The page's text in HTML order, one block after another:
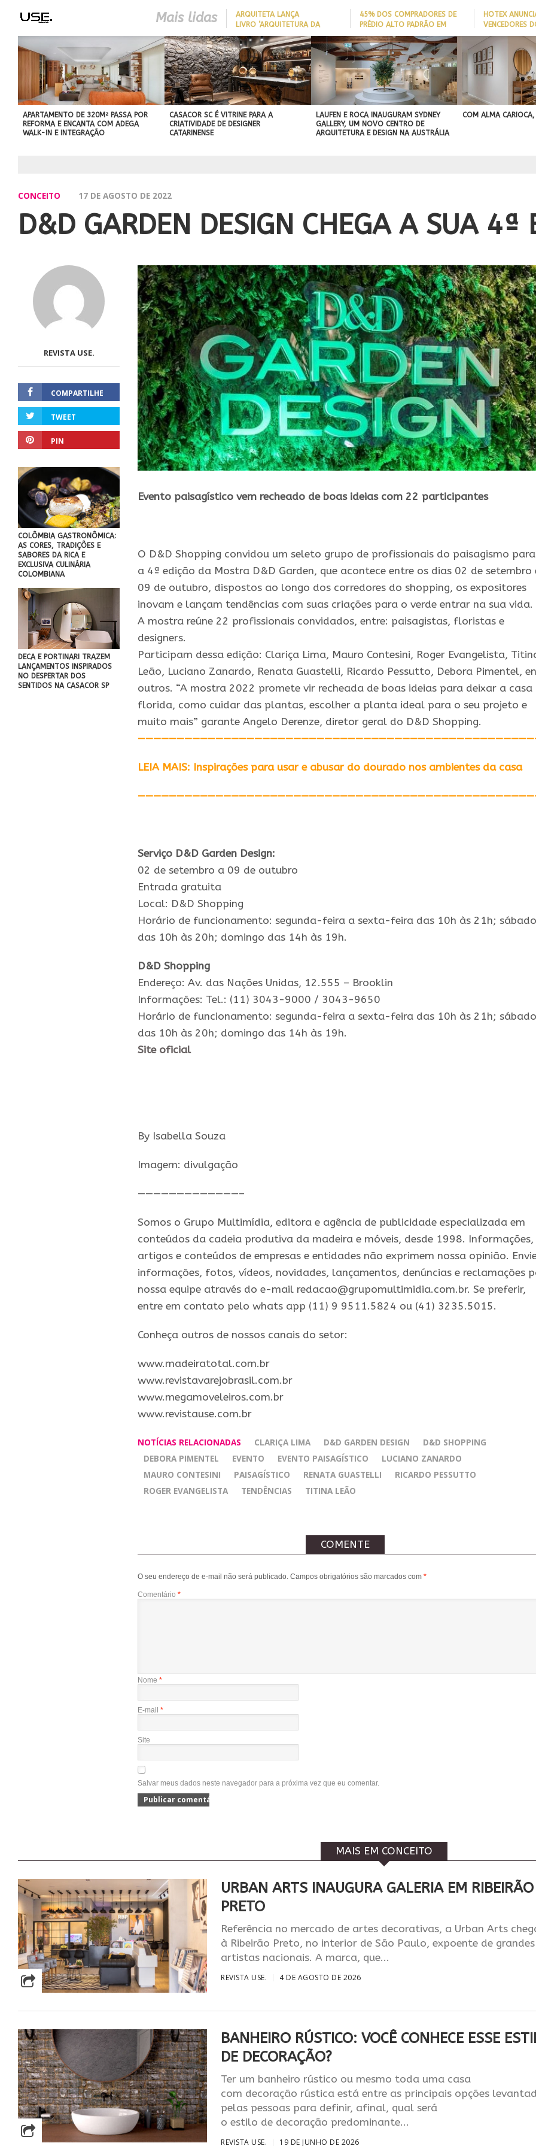
Mais lidas
ARQUITETA LANÇA
LIVRO ‘ARQUITETURA DA
LONGEVIDADE’ PARA AJUDAR A
REDUZIR QUEDAS DE IDOSOS
EM CASA E ADAPTAR LARES
SEM REFORMAS
45% DOS COMPRADORES DE
PRÉDIO ALTO PADRÃO EM
ITAJAÍ TÊM
EMBARCAÇÃO; DADO REVELA
PERFIL DO NOVO MILIONÁRIO
BRASILEIRO
HOTEX
VENCEDORES
MAIORES
HOTELARIA
BEST IN SHOW
ABIMAD’42 DESTACA O DESIGN
BRASILEIRO E REFORÇA SUA PROJEÇÃO
NO MERCADO INTERNACIONAL
APARTAMENTO DE 320M² PASSA POR
REFORMA E ENCANTA COM ADEGA
WALK-IN E INTEGRAÇÃO
CASACOR SC É VITRINE PARA A
CRIATIVIDADE DE DESIGNER
CATARINENSE
LAUFEN E ROCA INAUGURAM SYDNEY
GALLERY, UM NOVO CENTRO DE
ARQUITETURA E DESIGN NA AUSTRÁLIA
COM ALMA
CONCEITO 17 DE AGOSTO DE 2022
D&D GARDEN DESIGN CHEGA A SUA 4ª
REVISTA USE.
COMPARTILHE
TWEET
PIN
COLÔMBIA GASTRONÔMICA:
AS CORES, TRADIÇÕES E
SABORES DA RICA E
EXCLUSIVA CULINÁRIA
COLOMBIANA
DECA E PORTINARI TRAZEM
LANÇAMENTOS INSPIRADOS
NO DESPERTAR DOS
SENTIDOS NA CASACOR SP
Evento paisagístico vem recheado de boas ideias com 22 participantes
O D&D Shopping convidou um seleto grupo de profissionais do paisagismo para
a 4ª edição da Mostra D&D Garden, que acontece entre os dias 02 de setembro
09 de outubro, dispostos ao longo dos corredores do shopping, os expositores
inovam e lançam tendências com suas criações para o verde entrar na sua vida.
A mostra reúne 22 profissionais convidados, entre: paisagistas, floristas e
designers.
Participam dessa edição: Clariça Lima, Mauro Contesini, Roger Evangelista,
Leão, Luciano Zanardo, Renata Guastelli, Ricardo Pessutto, Debora Pimentel,
outros. “A mostra 2022 promete vir recheada de boas ideias para deixar a casa
florida, como cuidar das plantas, escolher a planta ideal para o seu projeto e
muito mais” garante Angelo Derenze, diretor geral do D&D Shopping.
LEIA MAIS: Inspirações para usar e abusar do dourado nos ambientes da casa
Serviço D&D Garden Design:
02 de setembro a 09 de outubro
Entrada gratuita
Local: D&D Shopping
Horário de funcionamento: segunda-feira a sexta-feira das 10h às 21h;
das 10h às 20h; domingo das 14h às 19h.
D&D Shopping
Endereço: Av. das Nações Unidas, 12.555 – Brooklin
Informações: Tel.: (11) 3043-9000 / 3043-9650
Horário de funcionamento: segunda-feira a sexta-feira das 10h às 21h;
das 10h às 20h; domingo das 14h às 19h.
Site oficial
By Isabella Souza
Imagem: divulgação
—————————————–
Somos o Grupo Multimídia, editora e agência de publicidade especializada em
conteúdos da cadeia produtiva da madeira e móveis, desde 1998. Informações,
artigos e conteúdos de empresas e entidades não exprimem nossa opinião.
informações, fotos, vídeos, novidades, lançamentos, denúncias e reclamações
nossa equipe através do e-mail redacao@grupomultimidia.com.br. Se preferir,
entre em contato pelo whats app (11) 9 9511.5824 ou (41) 3235.5015.
Conheça outros de nossos canais do setor:
​www.madeiratotal.com.br
www.revistavarejobrasil.com.br
www.megamoveleiros.com.br
www.revistause.com.br
NOTÍCIAS RELACIONADAS CLARIÇA LIMA D&D GARDEN DESIGN
D&D SHOPPING
DEBORA PIMENTEL
EVENTO EVENTO PAISAGÍSTICO
LUCIANO ZANARDO
MAURO CONTESINI
PAISAGÍSTICO RENATA GUASTELLI
RICARDO PESSUTTO
ROGER EVANGELISTA
TENDÊNCIAS TITINA LEÃO
COMENTE
O seu endereço de e-mail não será publicado. Campos obrigatórios são marcados com *
Comentário *
Nome *
E-mail *
Site
Salvar meus dados neste navegador para a próxima vez que eu comentar.
MAIS EM CONCEITO
​URBAN ARTS INAUGURA GALERIA EM RIBEIRÃO
PRETO
Referência no mercado de artes decorativas, a Urban Arts
à Ribeirão Preto, no interior de São Paulo, expoente de grandes
artistas nacionais. A marca, que...
REVISTA USE. 4 DE AGOSTO DE 2026
BANHEIRO RÚSTICO: VOCÊ CONHECE ESSE
DE DECORAÇÃO?
Ter um banheiro rústico ou mesmo toda uma casa
com decoração rústica está entre as principais opções
pelas pessoas para definir, afinal, qual será
o estilo de decoração predominante...
REVISTA USE. 19 DE JUNHO DE 2026